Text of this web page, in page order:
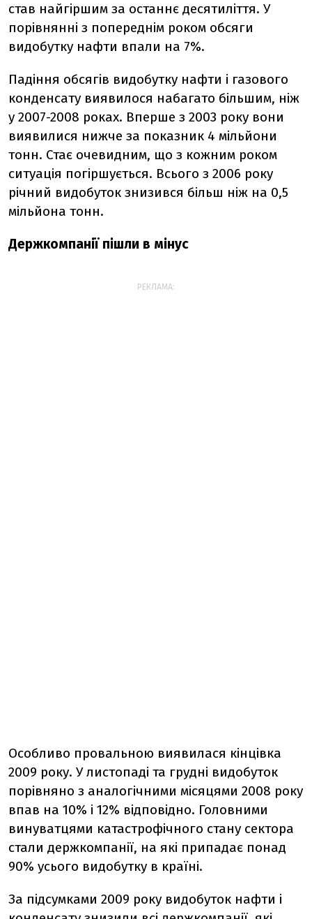
став найгіршим за останнє десятиліття. У
порівнянні з попереднім роком обсяги
видобутку нафти впали на 7%.
Падіння обсягів видобутку нафти і газового
конденсату виявилося набагато більшим, ніж
у 2007-2008 роках. Вперше з 2003 року вони
виявилися нижче за показник 4 мільйони
тонн. Стає очевидним, що з кожним роком
ситуація погіршується. Всього з 2006 року
річний видобуток знизився більш ніж на 0,5
мільйона тонн.
Держкомпанії пішли в мінус
РЕКЛАМА:
Особливо провальною виявилася кінцівка
2009 року. У листопаді та грудні видобуток
порівняно з аналогічними місяцями 2008 року
впав на 10% і 12% відповідно. Головними
винуватцями катастрофічного стану сектора
стали держкомпанії, на які припадає понад
90% усього видобутку в країні.
За підсумками 2009 року видобуток нафти і